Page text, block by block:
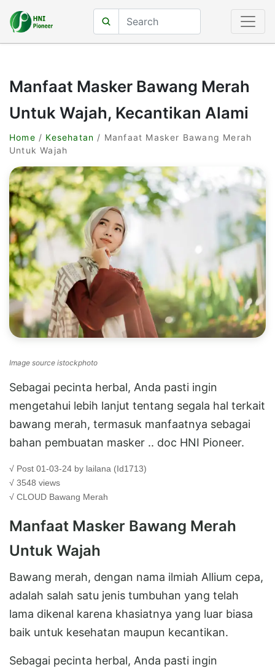
Manfaat Masker Bawang Merah
Untuk Wajah, Kecantikan Alami
Home / Kesehatan / Manfaat Masker Bawang Merah
Untuk Wajah
Image source istockphoto
Sebagai pecinta herbal, Anda pasti ingin
mengetahui lebih lanjut tentang segala hal terkait
bawang merah, termasuk manfaatnya sebagai
bahan pembuatan masker .. doc HNI Pioneer.
√ Post 01-03-24 by lailana (Id1713)
√ 3548 views
√ CLOUD Bawang Merah
Manfaat Masker Bawang Merah
Untuk Wajah
Bawang merah, dengan nama ilmiah Allium cepa,
adalah salah satu jenis tumbuhan yang telah
lama dikenal karena khasiatnya yang luar biasa
baik untuk kesehatan maupun kecantikan.
Sebagai pecinta herbal, Anda pasti ingin